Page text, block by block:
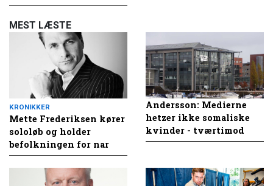
MEST LÆSTE
KRONIKKER
Mette Frederiksen kører
sololøb og holder
befolkningen for nar
Andersson: Medierne
hetzer ikke somaliske
kvinder - tværtimod